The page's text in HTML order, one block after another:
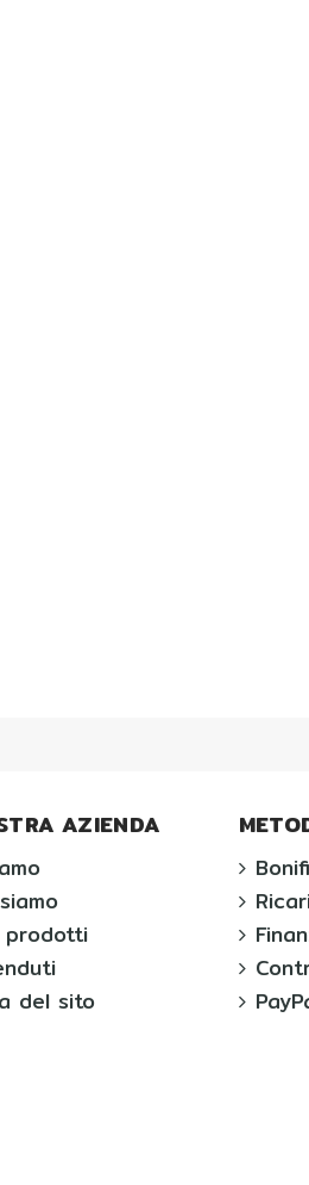
AZIENDA
prodotti
del sito